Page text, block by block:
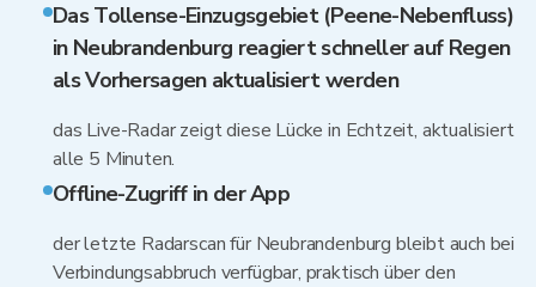
Das Tollense-Einzugsgebiet (Peene-Nebenfluss)
in Neubrandenburg reagiert schneller auf Regen
als Vorhersagen aktualisiert werden
das Live-Radar zeigt diese Lücke in Echtzeit, aktualisiert
alle 5 Minuten.
Offline-Zugriff in der App
der letzte Radarscan für Neubrandenburg bleibt auch bei
Verbindungsabbruch verfügbar, praktisch über den